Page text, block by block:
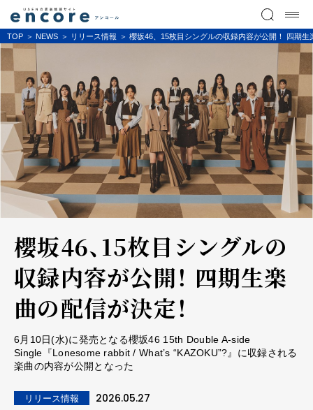
TOP NEWS リリース情報 櫻坂46、15枚目シングルの収録内容が公開！ 四期生
櫻坂46、15枚目シングルの
収録内容が公開！ 四期生楽
曲の配信が決定！
6月10日(水)に発売となる櫻坂46 15th Double A-side
Single『Lonesome rabbit / What’s “KAZOKU”?』に収録される
楽曲の内容が公開となった
リリース情報 2026.05.27